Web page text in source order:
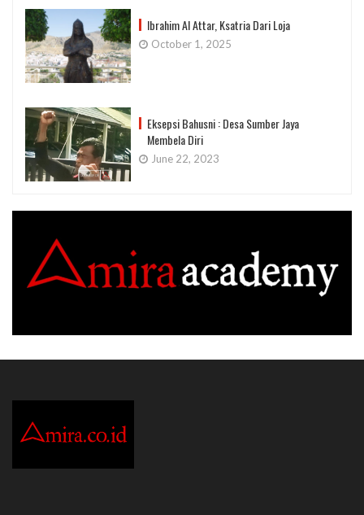
Ibrahim Al Attar, Ksatria Dari Loja
October 1, 2025
Eksepsi Bahusni : Desa Sumber Jaya
Membela Diri
June 22, 2023